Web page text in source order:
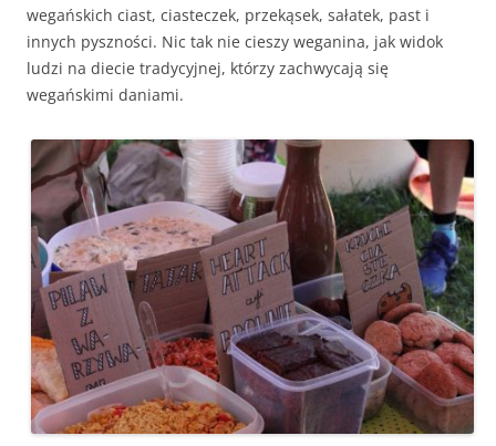
wegańskich ciast, ciasteczek, przekąsek, sałatek, past i
innych pyszności. Nic tak nie cieszy weganina, jak widok
ludzi na diecie tradycyjnej, którzy zachwycają się
wegańskimi daniami.